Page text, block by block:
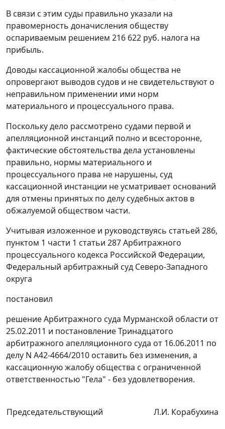
В связи с этим суды правильно указали на
правомерность доначисления обществу
оспариваемым решением 216 622 руб. налога на
прибыль.
Доводы кассационной жалобы общества не
опровергают выводов судов и не свидетельствуют о
неправильном применении ими норм
материального и процессуального права.
Поскольку дело рассмотрено судами первой и
апелляционной инстанций полно и всесторонне,
фактические обстоятельства дела установлены
правильно, нормы материального и
процессуального права не нарушены, суд
кассационной инстанции не усматривает оснований
для отмены принятых по делу судебных актов в
обжалуемой обществом части.
Учитывая изложенное и руководствуясь статьей 286,
пунктом 1 части 1 статьи 287Арбитражного
процессуального кодекса Российской Федерации,
Федеральный арбитражный суд Северо-Западного
округа
постановил
решение Арбитражного суда Мурманской области от
25.02.2011 и постановлениеТринадцатого
арбитражного апелляционного суда от 16.06.2011 по
делу N А42-4664/2010 оставить без изменения, а
кассационную жалобу общества с ограниченной
ответственностью "Гела" - без удовлетворения.
Председательствующий Л.И. Корабухина